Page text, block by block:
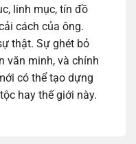
linh mục, tín đồ
cách của ông.
thật. Sự ghét bỏ
văn minh, và chính
có thể tạo dựng
hay thế giới này.